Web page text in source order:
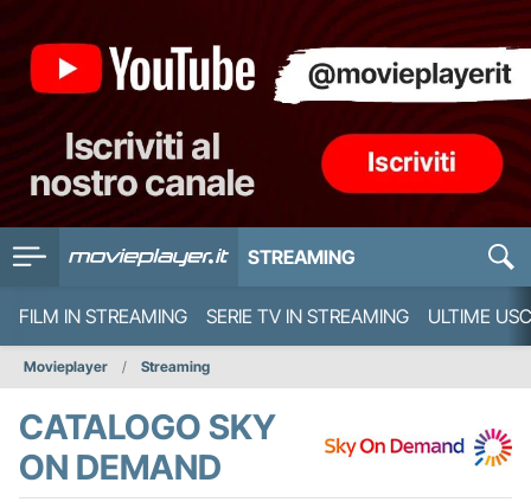
STREAMING
FILM IN STREAMING SERIE TV IN STREAMING ULTIME
Movieplayer Streaming
CATALOGO SKY
ON DEMAND